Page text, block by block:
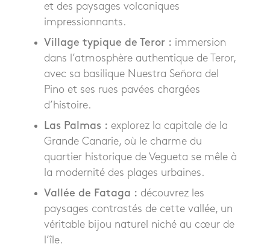
et des paysages volcaniques
impressionnants.
Village typique de Teror : immersion
dans l’atmosphère authentique de Teror,
avec sa basilique Nuestra Señora del
Pino et ses rues pavées chargées
d’histoire.
Las Palmas : explorez la capitale de la
Grande Canarie, où le charme du
quartier historique de Vegueta se mêle à
la modernité des plages urbaines.
Vallée de Fataga : découvrez les
paysages contrastés de cette vallée, un
véritable bijou naturel niché au cœur de
l’île.